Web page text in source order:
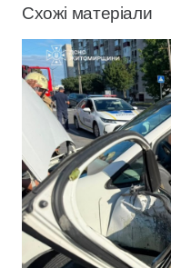
Схожі матеріали